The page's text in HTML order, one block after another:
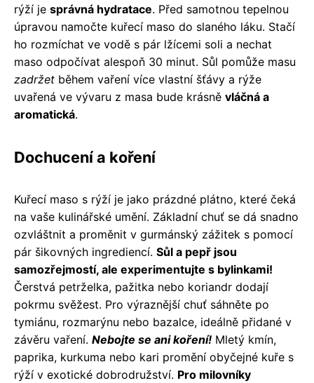
rýží je správná hydratace. Před samotnou tepelnou
úpravou namočte kuřecí maso do slaného láku. Stačí
ho rozmíchat ve vodě s pár lžícemi soli a nechat
maso odpočívat alespoň 30 minut. Sůl pomůže masu
zadržet během vaření více vlastní šťávy a rýže
uvařená ve vývaru z masa bude krásně vláčná a
aromatická.
Dochucení a koření
Kuřecí maso s rýží je jako prázdné plátno, které čeká
na vaše kulinářské umění. Základní chuť se dá snadno
ozvláštnit a proměnit v gurmánský zážitek s pomocí
pár šikovných ingrediencí. Sůl a pepř jsou
samozřejmostí, ale experimentujte s bylinkami!
Čerstvá petrželka, pažitka nebo koriandr dodají
pokrmu svěžest. Pro výraznější chuť sáhněte po
tymiánu, rozmarýnu nebo bazalce, ideálně přidané v
závěru vaření. Nebojte se ani koření! Mletý kmín,
paprika, kurkuma nebo kari promění obyčejné kuře s
rýží v exotické dobrodružství. Pro milovníky